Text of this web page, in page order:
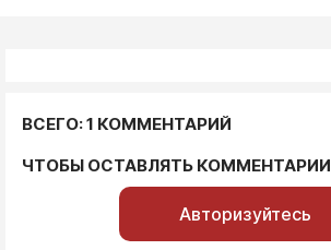
ВСЕГО: 1 КОММЕНТАРИЙ
ЧТОБЫ ОСТАВЛЯТЬ КОММЕНТАРИИ
Авторизуйтесь